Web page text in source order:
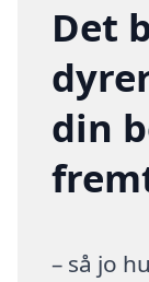
Det
din
– så jo